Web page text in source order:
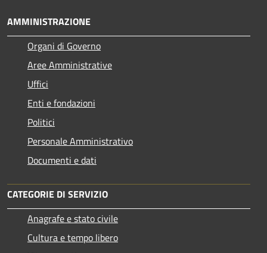
AMMINISTRAZIONE
Organi di Governo
Aree Amministrative
Uffici
Enti e fondazioni
Politici
Personale Amministrativo
Documenti e dati
CATEGORIE DI SERVIZIO
Anagrafe e stato civile
Cultura e tempo libero